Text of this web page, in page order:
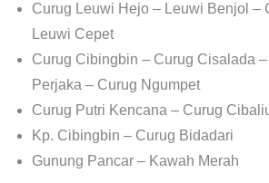
Curug Leuwi Hejo – Leuwi Benjol –
Leuwi Cepet
Curug Cibingbin – Curug Cisalada
Perjaka – Curug Ngumpet
Curug Putri Kencana – Curug
Kp. Cibingbin – Curug Bidadari
Gunung Pancar – Kawah Merah